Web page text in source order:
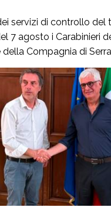
servizi di controllo del
7 agosto i Carabinieri
Compagnia di
un 27enne,
ritenuto responsabile,
di ricettazione in
servizio perlustrativo, i